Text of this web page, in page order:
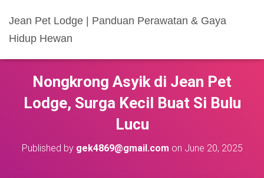
Jean Pet Lodge | Panduan Perawatan & Gaya
Hidup Hewan
Nongkrong Asyik di Jean Pet
Lodge, Surga Kecil Buat Si Bulu
Lucu
Published by gek4869@gmail.com on June 20, 2025